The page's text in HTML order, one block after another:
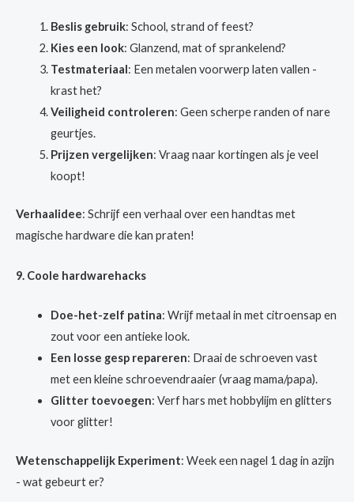
Beslis gebruik: School, strand of feest?
Kies een look: Glanzend, mat of sprankelend?
Testmateriaal: Een metalen voorwerp laten vallen -
krast het?
Veiligheid controleren: Geen scherpe randen of nare
geurtjes.
Prijzen vergelijken: Vraag naar kortingen als je veel
koopt!
Verhaalidee: Schrijf een verhaal over een handtas met
magische hardware die kan praten!
9. Coole hardwarehacks
Doe-het-zelf patina: Wrijf metaal in met citroensap en
zout voor een antieke look.
Een losse gesp repareren: Draai de schroeven vast
met een kleine schroevendraaier (vraag mama/papa).
Glitter toevoegen: Verf hars met hobbylijm en glitters
voor glitter!
Wetenschappelijk Experiment: Week een nagel 1 dag in azijn
- wat gebeurt er?